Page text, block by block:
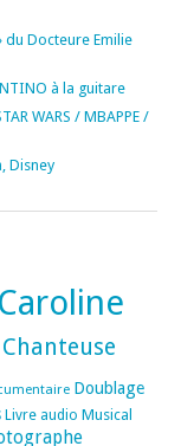
Docteure Emilie
à la guitare
WARS / MBAPPE /
Disney
Caroline
Chanteuse
Doublage
Livre audio Musical